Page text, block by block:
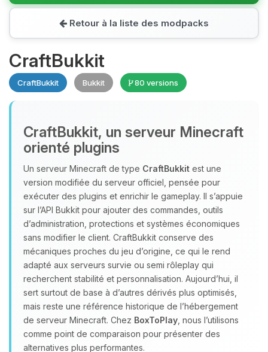
Retour à la liste des modpacks
CraftBukkit
CraftBukkit Bukkit 80 versions
CraftBukkit, un serveur Minecraft
orienté plugins
Un serveur Minecraft de type CraftBukkit est une
version modifiée du serveur officiel, pensée pour
exécuter des plugins et enrichir le gameplay. Il s’appuie
sur l’API Bukkit pour ajouter des commandes, outils
d’administration, protections et systèmes économiques
sans modifier le client. CraftBukkit conserve des
mécaniques proches du jeu d’origine, ce qui le rend
adapté aux serveurs survie ou semi rôleplay qui
recherchent stabilité et personnalisation. Aujourd’hui, il
sert surtout de base à d’autres dérivés plus optimisés,
mais reste une référence historique de l’hébergement
de serveur Minecraft. Chez BoxToPlay , nous l’utilisons
comme point de comparaison pour présenter des
alternatives plus performantes.
Youpi, enfin quelqu’un pour me
parler ! Moi c’est Choupy, ton petit
assistant BoxToPlay. Dis-moi ce dont
tu as besoin et je vais remuer mes
petits circuits pour t’aider.
06/08/2026 à 21:45